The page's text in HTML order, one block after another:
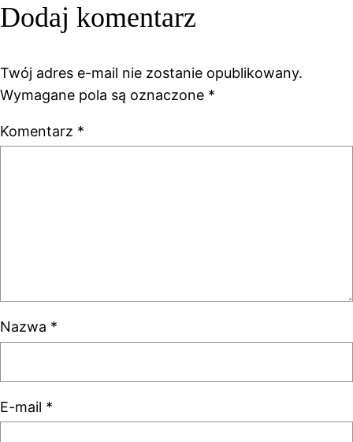
Dodaj komentarz
Twój adres e-mail nie zostanie opublikowany.
Wymagane pola są oznaczone *
Komentarz *
Nazwa *
E-mail *